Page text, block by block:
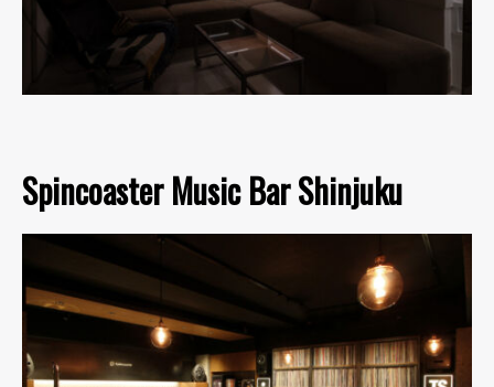
Spincoaster Music Bar Shinjuku